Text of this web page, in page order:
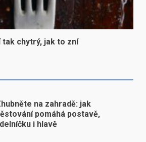
tak chytrý, jak to zní
na zahradě: jak
pomáhá postavě,
i hlavě